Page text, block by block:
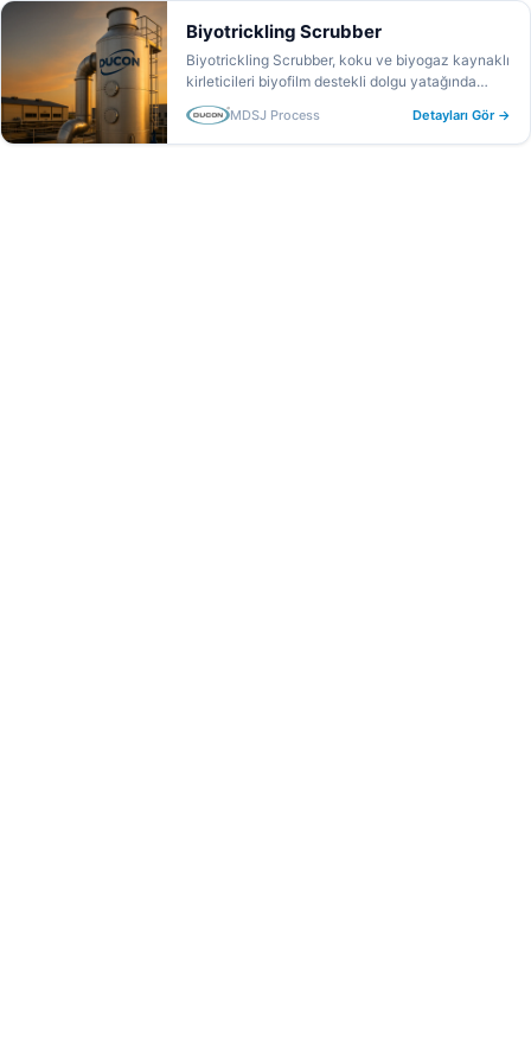
Biyotrickling Scrubber
Biyotrickling Scrubber, koku ve biyogaz kaynaklı
kirleticileri biyofilm destekli dolgu yatağında
biyolojik olarak gidere...
MDSJ Process Detayları Gör →